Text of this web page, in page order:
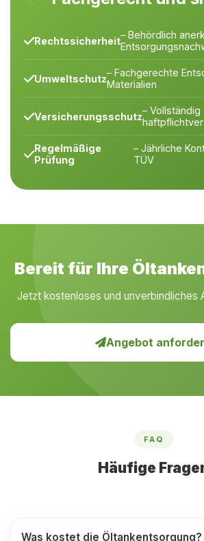
Rechtssicherheit– Behördlich
Umweltschutz– Fachgerechte
Materialien
Versicherungsschutz– Vollständig
Regelmäßige
Prüfung
– Jährliche
TÜV
Bereit für Ihre
Jetzt kostenloses und unverbindliches
Angebot
FAQ
Häufige
Was kostet die Öltankentsorgung?